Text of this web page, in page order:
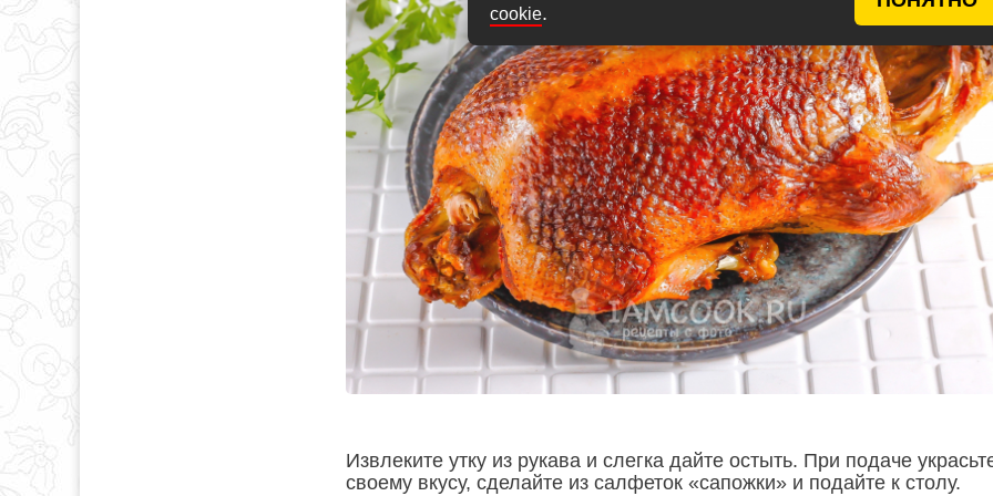
cookie.
Извлеките утку из рукава и слегка дайте остыть. При подаче
своему вкусу, сделайте из салфеток «сапожки» и подайте к столу.